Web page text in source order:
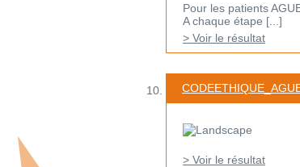
Pour les patients
A chaque étape [...]
> Voir le résultat
> Voir le résultat